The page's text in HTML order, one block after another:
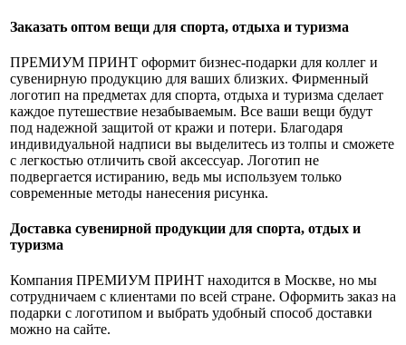
Заказать оптом вещи для спорта, отдыха и туризма
ПРЕМИУМ ПРИНТ оформит бизнес-подарки для коллег и
сувенирную продукцию для ваших близких. Фирменный
логотип на предметах для спорта, отдыха и туризма сделает
каждое путешествие незабываемым. Все ваши вещи будут
под надежной защитой от кражи и потери. Благодаря
индивидуальной надписи вы выделитесь из толпы и сможете
с легкостью отличить свой аксессуар. Логотип не
подвергается истиранию, ведь мы используем только
современные методы нанесения рисунка.
Доставка сувенирной продукции для спорта, отдых и
туризма
Компания ПРЕМИУМ ПРИНТ находится в Москве, но мы
сотрудничаем с клиентами по всей стране. Оформить заказ на
подарки с логотипом и выбрать удобный способ доставки
можно на сайте.